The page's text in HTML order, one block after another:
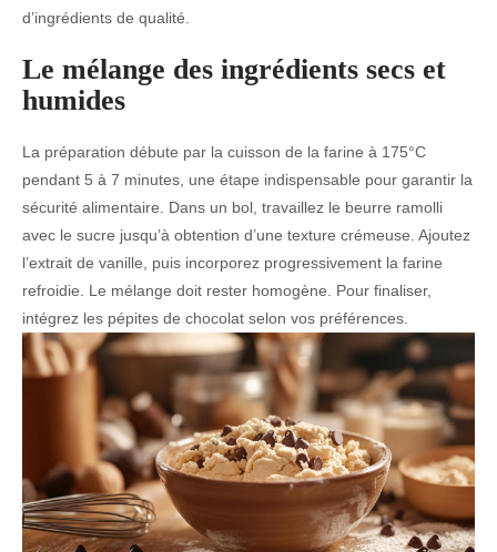
d’ingrédients de qualité.
Le mélange des ingrédients secs et
humides
La préparation débute par la cuisson de la farine à 175°C
pendant 5 à 7 minutes, une étape indispensable pour garantir la
sécurité alimentaire. Dans un bol, travaillez le beurre ramolli
avec le sucre jusqu’à obtention d’une texture crémeuse. Ajoutez
l’extrait de vanille, puis incorporez progressivement la farine
refroidie. Le mélange doit rester homogène. Pour finaliser,
intégrez les pépites de chocolat selon vos préférences.